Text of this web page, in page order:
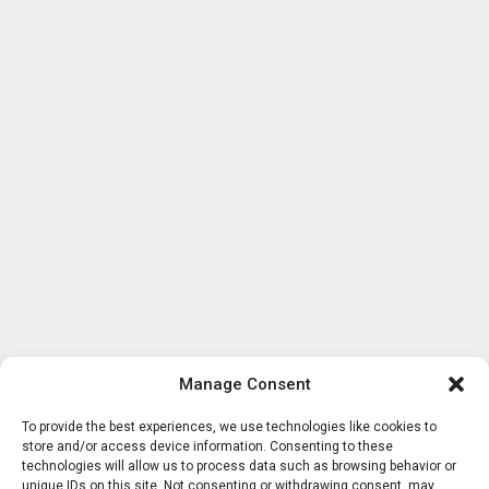
Manage Consent
To provide the best experiences, we use technologies like cookies to
store and/or access device information. Consenting to these
technologies will allow us to process data such as browsing behavior or
unique IDs on this site. Not consenting or withdrawing consent, may